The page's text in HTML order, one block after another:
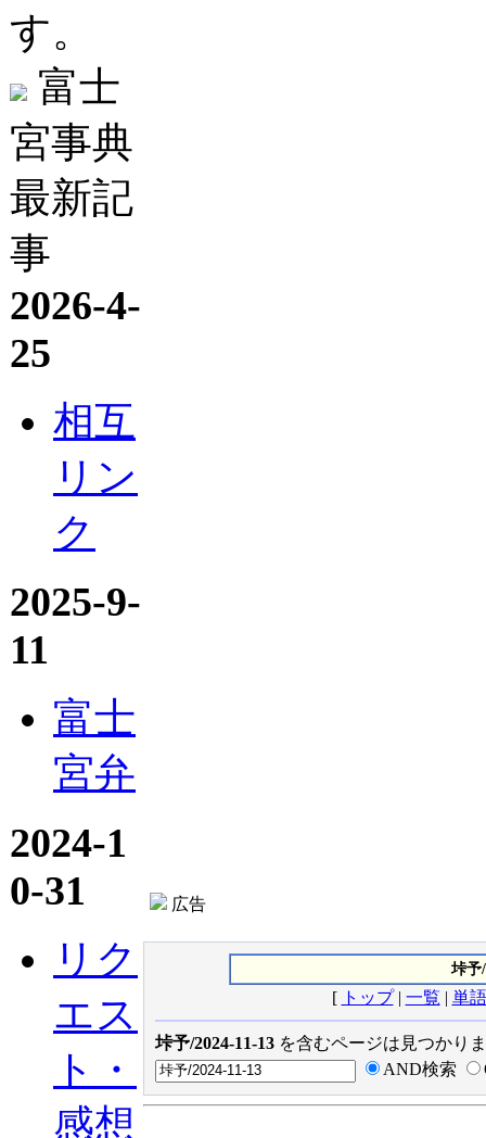
す。
富士
宮事典
最新記
事
2026-4-
25
相互
リン
ク
2025-9-
11
富士
宮弁
2024-1
0-31
リク
エス
ト・
感想
広告
垰予
[ トップ| 一覧 | 単
垰予/2024-11-13 を含むページは見つかり
AND検索